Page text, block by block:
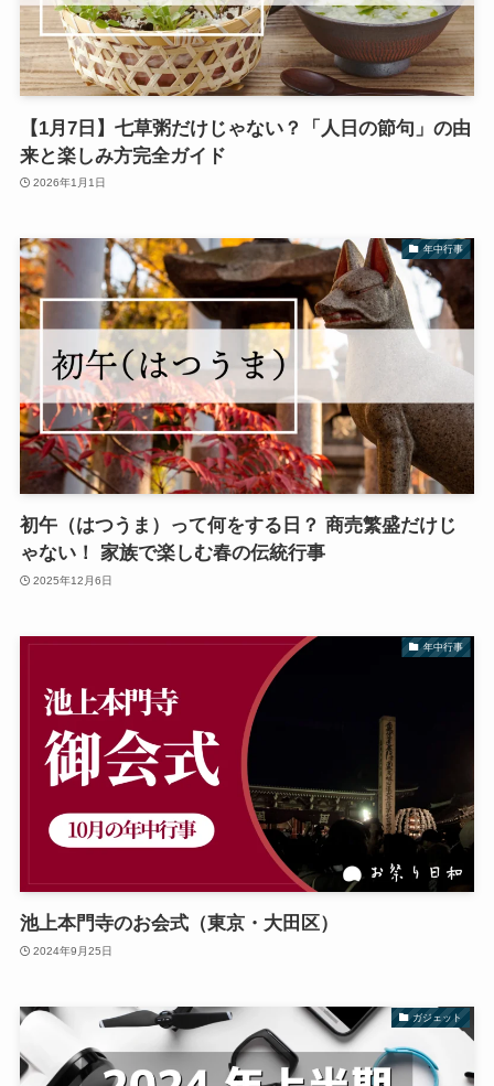
【1月7日】七草粥だけじゃない？「人日の節句」の由
来と楽しみ方完全ガイド
2026年1月1日
年中行事
初午（はつうま）って何をする日？ 商売繁盛だけじ
ゃない！ 家族で楽しむ春の伝統行事
2025年12月6日
年中行事
池上本門寺のお会式（東京・大田区）
2024年9月25日
ガジェット